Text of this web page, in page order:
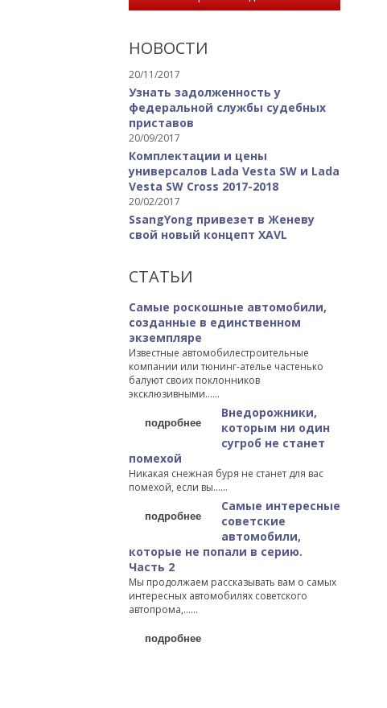
НОВОСТИ
20/11/2017
Узнать задолженность у
федеральной службы судебных
приставов
20/09/2017
Комплектации и цены
универсалов Lada Vesta SW и Lada
Vesta SW Cross 2017-2018
20/02/2017
SsangYong привезет в Женеву
свой новый концепт XAVL
СТАТЬИ
Самые роскошные автомобили,
созданные в единственном
экземпляре
Известные автомобилестроительные
компании или тюнинг-ателье частенько
балуют своих поклонников
эксклюзивными…...
подробнее
Внедорожники,
которым ни один
сугроб не станет
помехой
Никакая снежная буря не станет для вас
помехой, если вы…...
подробнее
Самые интересные
советские
автомобили,
которые не попали в серию.
Часть 2
Мы продолжаем рассказывать вам о самых
интересных автомобилях советского
автопрома,…...
подробнее